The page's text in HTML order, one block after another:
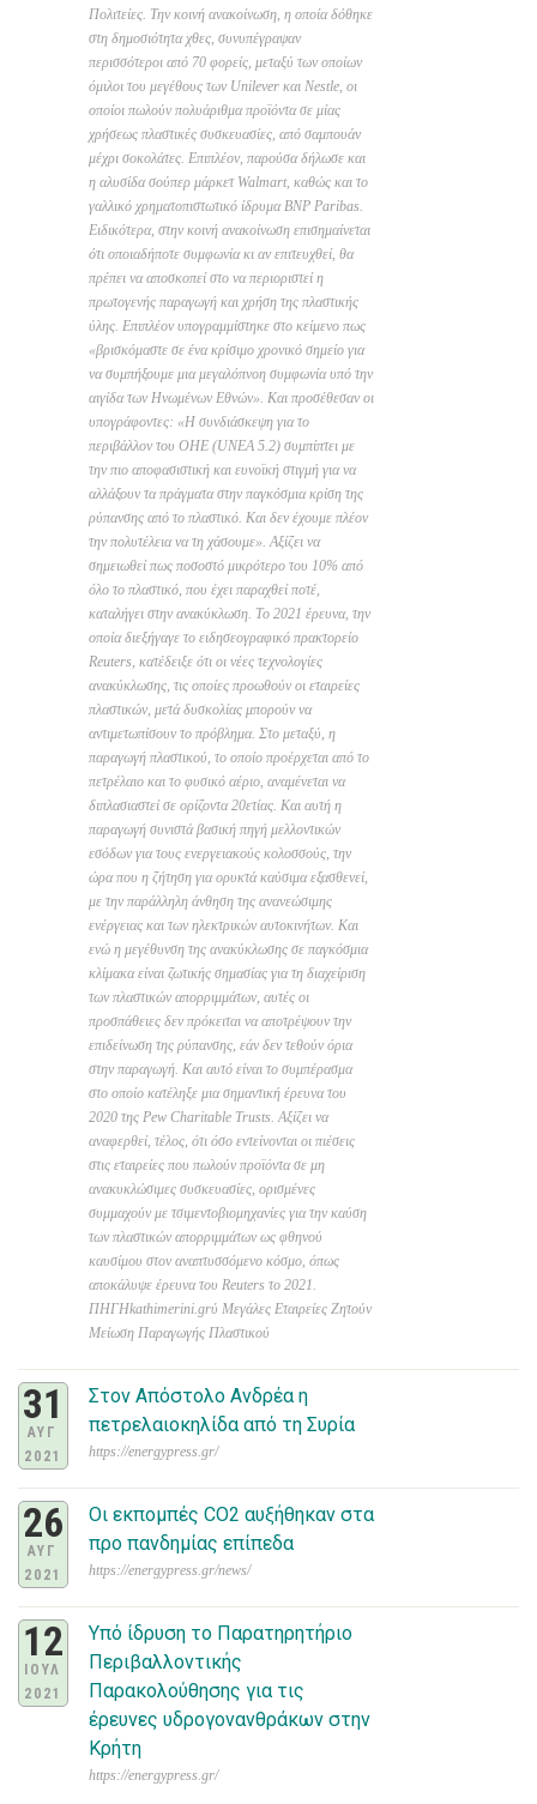
Πολιτείες. Την κοινή ανακοίνωση, η οποία δόθηκε
στη δημοσιότητα χθες, συνυπέγραψαν
περισσότεροι από 70 φορείς, μεταξύ των οποίων
όμιλοι του μεγέθους των Unilever και Nestle, οι
οποίοι πωλούν πολυάριθμα προϊόντα σε μίας
χρήσεως πλαστικές συσκευασίες, από σαμπουάν
μέχρι σοκολάτες. Επιπλέον, παρούσα δήλωσε και
η αλυσίδα σούπερ μάρκετ Walmart, καθώς και το
γαλλικό χρηματοπιστωτικό ίδρυμα BNP Paribas.
Ειδικότερα, στην κοινή ανακοίνωση επισημαίνεται
ότι οποιαδήποτε συμφωνία κι αν επιτευχθεί, θα
πρέπει να αποσκοπεί στο να περιοριστεί η
πρωτογενής παραγωγή και χρήση της πλαστικής
ύλης. Επιπλέον υπογραμμίστηκε στο κείμενο πως
«βρισκόμαστε σε ένα κρίσιμο χρονικό σημείο για
να συμπήξουμε μια μεγαλόπνοη συμφωνία υπό την
αιγίδα των Ηνωμένων Εθνών». Και προσέθεσαν οι
υπογράφοντες: «Η συνδιάσκεψη για το
περιβάλλον του ΟΗΕ (UNEA 5.2) συμπίπτει με
την πιο αποφασιστική και ευνοϊκή στιγμή για να
αλλάξουν τα πράγματα στην παγκόσμια κρίση της
ρύπανσης από το πλαστικό. Και δεν έχουμε πλέον
την πολυτέλεια να τη χάσουμε». Αξίζει να
σημειωθεί πως ποσοστό μικρότερο του 10% από
όλο το πλαστικό, που έχει παραχθεί ποτέ,
καταλήγει στην ανακύκλωση. Το 2021 έρευνα, την
οποία διεξήγαγε το ειδησεογραφικό πρακτορείο
Reuters, κατέδειξε ότι οι νέες τεχνολογίες
ανακύκλωσης, τις οποίες προωθούν οι εταιρείες
πλαστικών, μετά δυσκολίας μπορούν να
αντιμετωπίσουν το πρόβλημα. Στο μεταξύ, η
παραγωγή πλαστικού, το οποίο προέρχεται από το
πετρέλαιο και το φυσικό αέριο, αναμένεται να
διπλασιαστεί σε ορίζοντα 20ετίας. Και αυτή η
παραγωγή συνιστά βασική πηγή μελλοντικών
εσόδων για τους ενεργειακούς κολοσσούς, την
ώρα που η ζήτηση για ορυκτά καύσιμα εξασθενεί,
με την παράλληλη άνθηση της ανανεώσιμης
ενέργειας και των ηλεκτρικών αυτοκινήτων. Και
ενώ η μεγέθυνση της ανακύκλωσης σε παγκόσμια
κλίμακα είναι ζωτικής σημασίας για τη διαχείριση
των πλαστικών απορριμμάτων, αυτές οι
προσπάθειες δεν πρόκειται να αποτρέψουν την
επιδείνωση της ρύπανσης, εάν δεν τεθούν όρια
στην παραγωγή. Και αυτό είναι το συμπέρασμα
στο οποίο κατέληξε μια σημαντική έρευνα του
2020 της Pew Charitable Trusts. Αξίζει να
αναφερθεί, τέλος, ότι όσο εντείνονται οι πιέσεις
στις εταιρείες που πωλούν προϊόντα σε μη
ανακυκλώσιμες συσκευασίες, ορισμένες
συμμαχούν με τσιμεντοβιομηχανίες για την καύση
των πλαστικών απορριμμάτων ως φθηνού
καυσίμου στον αναπτυσσόμενο κόσμο, όπως
αποκάλυψε έρευνα του Reuters το 2021.
ΠΗΓΗkathimerini.grύ Μεγάλες Εταιρείες Ζητούν
Μείωση Παραγωγής Πλαστικού
31
ΑΥΓ
2021
Στον Απόστολο Ανδρέα η
πετρελαιοκηλίδα από τη Συρία
https://energypress.gr/
26
ΑΥΓ
2021
Οι εκπομπές CO2 αυξήθηκαν στα
προ πανδημίας επίπεδα
https://energypress.gr/news/
12
ΙΟΥΛ
2021
Υπό ίδρυση το Παρατηρητήριο
Περιβαλλοντικής
Παρακολούθησης για τις
έρευνες υδρογονανθράκων στην
Κρήτη
https://energypress.gr/